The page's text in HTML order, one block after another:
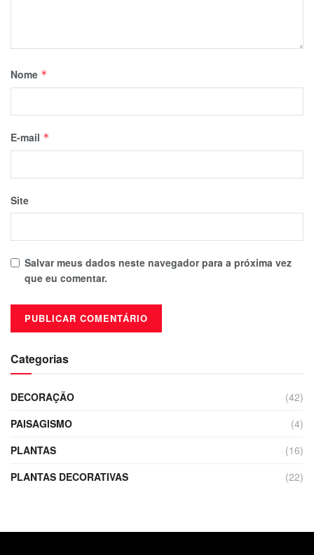
Nome *
E-mail *
Site
Salvar meus dados neste navegador para a próxima vez
que eu comentar.
Categorias
DECORAÇÃO
(42)
PAISAGISMO
(4)
PLANTAS
(16)
PLANTAS DECORATIVAS
(22)